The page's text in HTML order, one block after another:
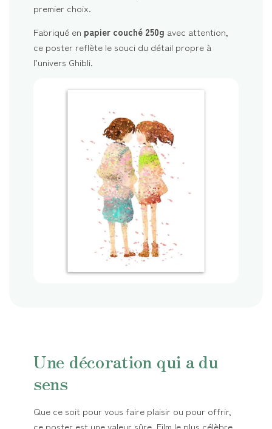
premier choix.
Fabriqué en papier couché 250g avec attention,
ce poster reflète le souci du détail propre à
l’univers Ghibli.
Une décoration qui a du
sens
Que ce soit pour vous faire plaisir ou pour offrir,
ce poster est une valeur sûre. Film le plus célèbre